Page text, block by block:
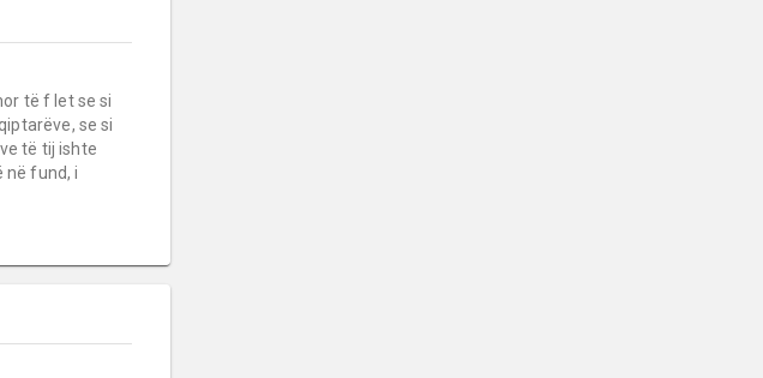
të f let se si
se si
të tij ishte
në fund, i